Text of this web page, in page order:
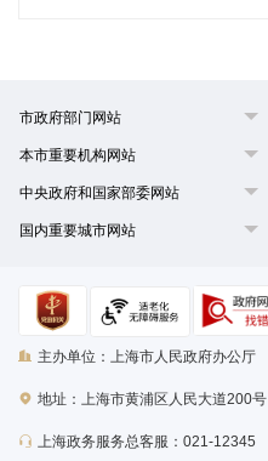
市政府部门网站
本市重要机构网站
中央政府和国家部委网站
国内重要城市网站
主办单位：上海市人民政府办公厅
地址：上海市黄浦区人民大道200号
上海政务服务总客服：021-12345